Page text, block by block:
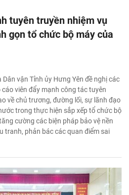
tuyên truyền nhiệm vụ
gọn tổ chức bộ máy của
vận Tỉnh ủy Hưng Yên đề nghị các
viên đẩy mạnh công tác tuyên
về chủ trương, đường lối, sự lãnh đạo
trong thực hiện sắp xếp tổ chức bộ
cường các biện pháp bảo vệ nền
tranh, phản bác các quan điểm sai